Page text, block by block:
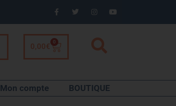
0,00€
0
Mon compte BOUTIQUE